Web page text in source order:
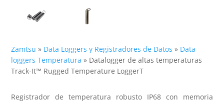
Zamtsu » Data Loggers y Registradores de Datos » Data
loggers Temperatura » Datalogger de altas temperaturas
Track-It™ Rugged Temperature LoggerT
Registrador de temperatura robusto IP68 con memoria